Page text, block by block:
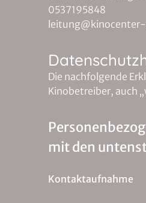
0537195848
Die nachfolgende
Kinobetreiber, auch
mit den
Kontaktaufnahme